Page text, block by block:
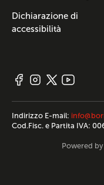
Dichiarazione di
accessibilità
Indirizzo E-mail:
Cod.Fisc. e Partita IVA:
Powered by